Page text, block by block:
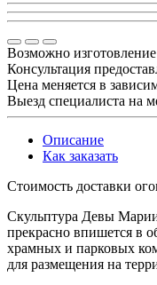
Возможно
Консультация
Цена меняется в
Выезд специалиста на
Описание
Как заказать
Стоимость доставки
Скульптура Девы
прекрасно впишется в
храмных и парковых
для размещения на